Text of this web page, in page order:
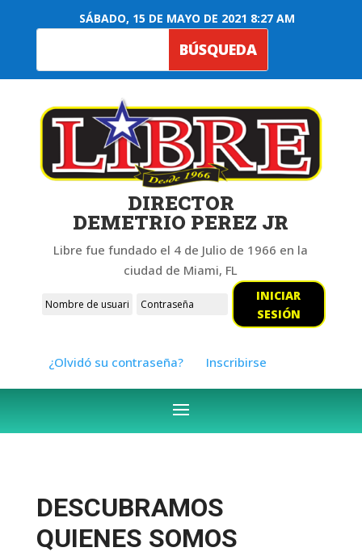
SÁBADO, 15 DE MAYO DE 2021 8:27 AM
DIRECTOR
DEMETRIO PEREZ JR
Libre fue fundado el 4 de Julio de 1966 en la
ciudad de Miami, FL
INICIAR
SESIÓN
¿Olvidó su contraseña? Inscribirse
DESCUBRAMOS
QUIENES SOMOS